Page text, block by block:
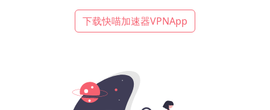
下载快喵加速器VPNApp